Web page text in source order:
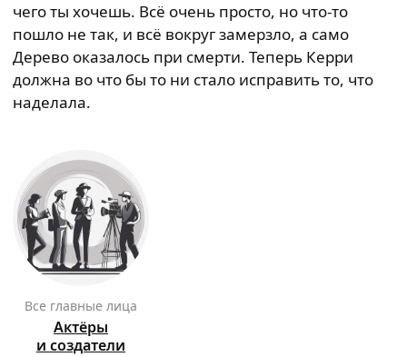
чего ты хочешь. Всё очень просто, но что-то
пошло не так, и всё вокруг замерзло, а само
Дерево оказалось при смерти. Теперь Керри
должна во что бы то ни стало исправить то, что
наделала.
Все главные лица
Актёры
и создатели